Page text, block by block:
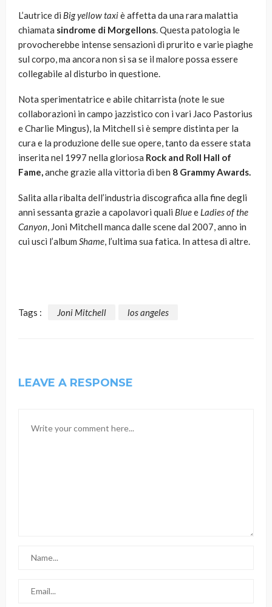
L’autrice di Big yellow taxiè affetta da una rara malattia
chiamata sindrome di Morgellons. Questa patologia le
provocherebbe intense sensazioni di prurito e varie piaghe
sul corpo, ma ancora non si sa se il malore possa essere
collegabile al disturbo in questione.
Nota sperimentatrice e abile chitarrista (note le sue
collaborazioni in campo jazzistico con i vari Jaco Pastorius
e Charlie Mingus), la Mitchell si è sempre distinta per la
cura e la produzione delle sue opere, tanto da essere stata
inserita nel 1997 nella gloriosa Rock and Roll Hall of
Fame,anche grazie alla vittoria di ben 8 Grammy Awards.
Salita alla ribalta dell’industria discografica alla fine degli
anni sessanta grazie a capolavori quali Bluee Ladies of the
Canyon, Joni Mitchell manca dalle scene dal 2007, anno in
cui uscì l’album Shame, l’ultima sua fatica. In attesa di altre.
Tags : Joni Mitchell los angeles
LEAVE A RESPONSE